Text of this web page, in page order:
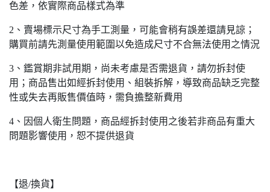
色差，依實際商品樣式為準
2、賣場標示尺寸為手工測量，可能會稍有誤差還請見諒；
購買前請先測量使用範圍以免造成尺寸不合無法使用之情況
3、鑑賞期非試用期，尚未考慮是否需退貨，請勿拆封使
用；商品售出如經拆封使用、組裝拆解，導致商品缺乏完整
性或失去再販售價值時，需負擔整新費用
4、因個人衛生問題，商品經拆封使用之後若非商品有重大
問題影響使用，恕不提供退貨
【退/換貨】